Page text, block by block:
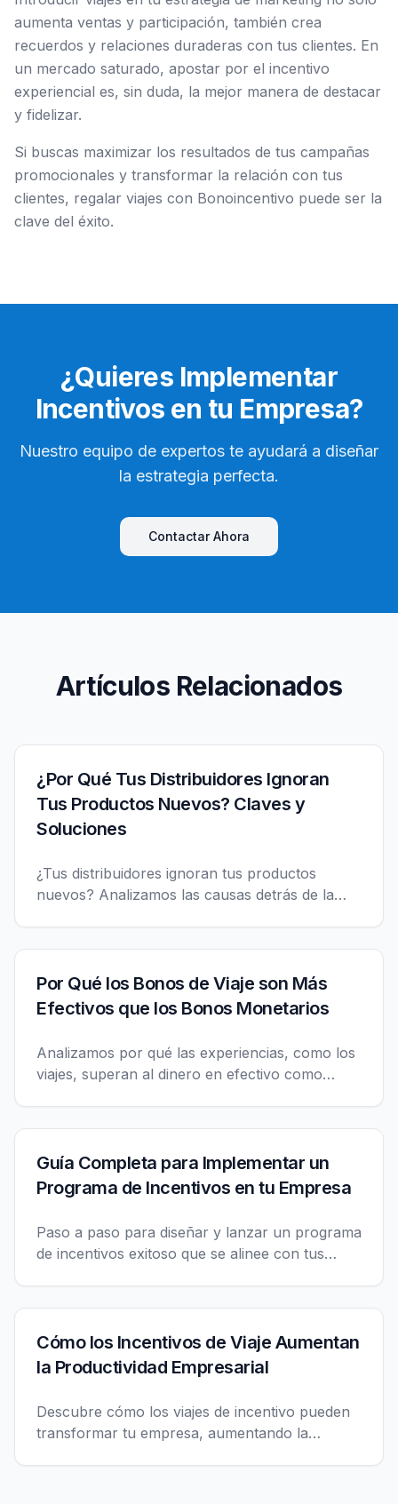
aumenta ventas y participación, también crea
recuerdos y relaciones duraderas con tus clientes. En
un mercado saturado, apostar por el incentivo
experiencial es, sin duda, la mejor manera de destacar
y fidelizar.
Si buscas maximizar los resultados de tus campañas
promocionales y transformar la relación con tus
clientes, regalar viajes con Bonoincentivo puede ser la
clave del éxito.
¿Quieres Implementar
Incentivos en tu Empresa?
Nuestro equipo de expertos te ayudará a diseñar
la estrategia perfecta.
Contactar Ahora
Artículos Relacionados
¿Por Qué Tus Distribuidores Ignoran
Tus Productos Nuevos? Claves y
Soluciones
¿Tus distribuidores ignoran tus productos
nuevos? Analizamos las causas detrás de la
una mayor rotación de productos.
Por Qué los Bonos de Viaje son Más
Efectivos que los Bonos Monetarios
Analizamos por qué las experiencias, como los
viajes, superan al dinero en efectivo como
Guía Completa para Implementar un
Programa de Incentivos en tu Empresa
Paso a paso para diseñar y lanzar un programa
de incentivos exitoso que se alinee con tus
Cómo los Incentivos de Viaje Aumentan
la Productividad Empresarial
Descubre cómo los viajes de incentivo pueden
transformar tu empresa, aumentando la